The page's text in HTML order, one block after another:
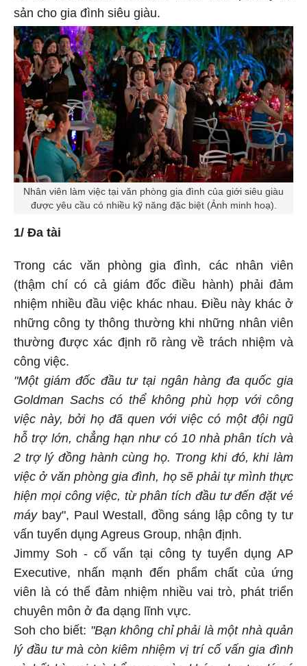
sản cho gia đình siêu giàu.
Nhân viên làm việc tại văn phòng gia đình của giới siêu giàu
được yêu cầu có nhiều kỹ năng đặc biệt (Ảnh minh hoạ).
1/ Đa tài
Trong các văn phòng gia đình, các nhân viên
(thậm chí có cả giám đốc điều hành) phải đảm
nhiệm nhiều đầu việc khác nhau. Điều này khác ở
những công ty thông thường khi những nhân viên
thường được xác định rõ ràng về trách nhiệm và
công việc.
"Một giám đốc đầu tư tại ngân hàng đa quốc gia
Goldman Sachs có thể không phù hợp với công
việc này, bởi họ đã quen với việc có một đội ngũ
hỗ trợ lớn, chẳng hạn như có 10 nhà phân tích và
2 trợ lý đồng hành cùng họ. Trong khi đó, khi làm
việc ở văn phòng gia đình, họ sẽ phải tự mình thực
hiện mọi công việc, từ phân tích đầu tư đến đặt vé
máybay", Paul Westall, đồng sáng lập công ty tư
vấn tuyển dụng Agreus Group, nhận định.
Jimmy Soh - cố vấn tại công ty tuyển dụng AP
Executive, nhấn mạnh đến phẩm chất của ứng
viên là có thể đảm nhiệm nhiều vai trò, phát triển
chuyên môn ở đa dạng lĩnh vực.
Soh cho biết: "Bạn không chỉ phải là một nhà quản
lý đầu tư mà còn kiêm nhiệm vị trí cố vấn gia đình